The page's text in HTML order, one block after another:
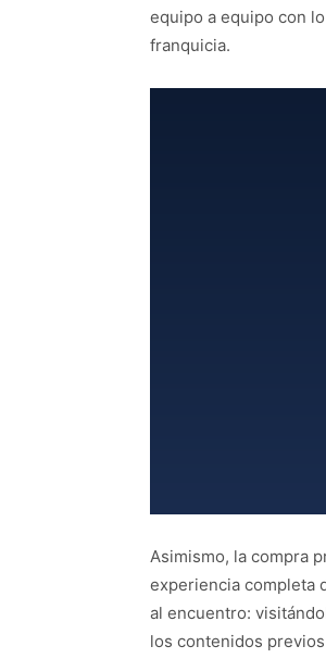
equipo a equipo con
franquicia.
Asimismo, la compra
experiencia completa
al encuentro:
los contenidos